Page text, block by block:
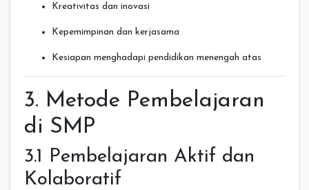
Kreativitas dan inovasi
Kepemimpinan dan kerjasama
Kesiapan menghadapi pendidikan menengah atas
3. Metode Pembelajaran
di SMP
3.1 Pembelajaran Aktif dan
Kolaboratif